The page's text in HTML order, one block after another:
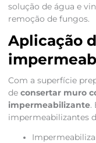
solução de água e
remoção de fungos.
Aplicação
Com a superfície
de consertar muro
impermeabilizante.
impermeabilizantes